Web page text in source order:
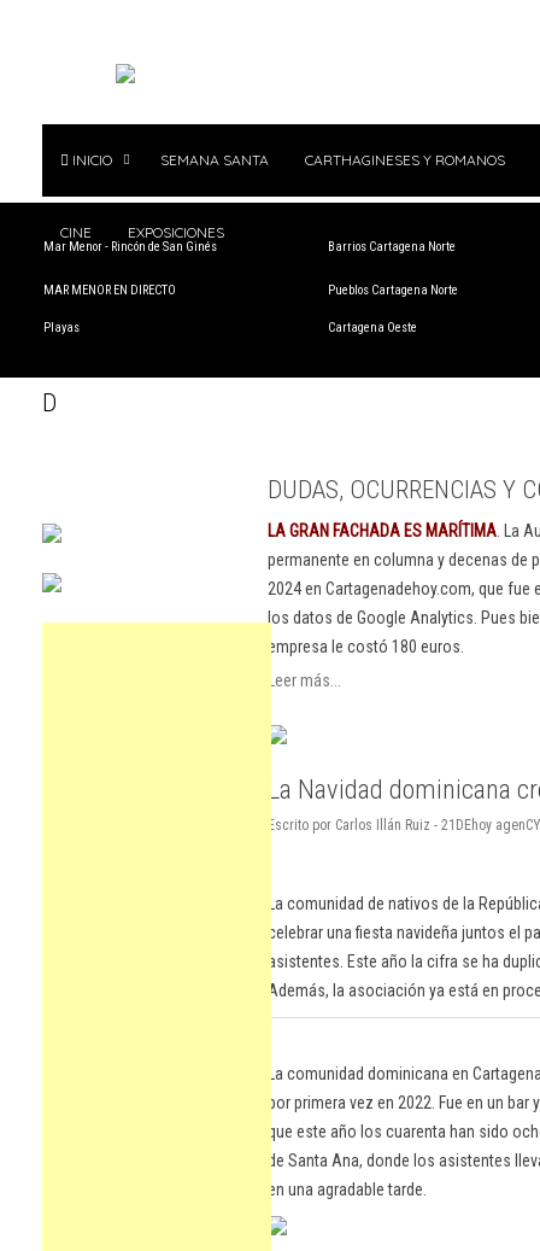
INICIO SEMANA SANTA CARTHAGINESES Y ROMANOS
CINE EXPOSICIONES
Mar Menor - Rincón de San Ginés
MAR MENOR EN DIRECTO
Playas
Barrios Cartagena Norte
Pueblos Cartagena Norte
Cartagena Oeste
D
DUDAS, OCURRENCIAS Y
LA GRAN FACHADA ES MARÍTIMA . La
permanente en columna y decenas
2024 en Cartagenadehoy.com, que
los datos de Google Analytics. Pues
empresa le costó 180 euros.
Leer más...
La Navidad dominicana
Escrito por Carlos Illán Ruiz - 21DEhoy
La comunidad de nativos de la
celebrar una fiesta navideña juntos el
asistentes. Este año la cifra se ha
Además, la asociación ya está en
La comunidad dominicana en
por primera vez en 2022. Fue en un
que este año los cuarenta han sido
de Santa Ana, donde los asistentes
en una agradable tarde.